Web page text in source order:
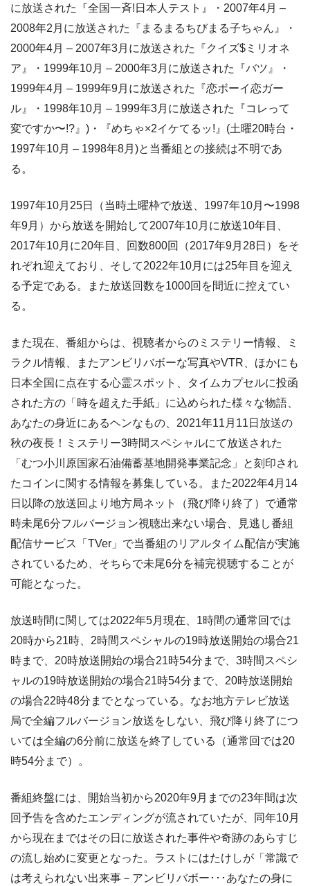
に放送された『全国一斉!日本人テスト』・2007年4月 –
2008年2月に放送された『まるまるちびまる子ちゃん』・
2000年4月 – 2007年3月に放送された『クイズ$ミリオネ
ア』・1999年10月 – 2000年3月に放送された『バツ』・
1999年4月 – 1999年9月に放送された『恋ボーイ恋ガー
ル』・1998年10月 – 1999年3月に放送された『コレって
変ですか〜!?』)・『めちゃ×2イケてるッ!』(土曜20時台・
1997年10月 – 1998年8月)と当番組との接続は不明であ
る。
1997年10月25日（当時土曜枠で放送、1997年10月〜1998
年9月）から放送を開始して2007年10月に放送10年目、
2017年10月に20年目、回数800回（2017年9月28日）をそ
れぞれ迎えており、そして2022年10月には25年目を迎え
る予定である。また放送回数を1000回を間近に控えてい
る。
また現在、番組からは、視聴者からのミステリー情報、ミ
ラクル情報、またアンビリバボーな写真やVTR、ほかにも
日本全国に点在する心霊スポット、タイムカプセルに投函
された方の「時を超えた手紙」に込められた様々な物語、
あなたの身近にあるヘンなもの、2021年11月11日放送の
秋の夜長！ミステリー3時間スペシャルにて放送された
「むつ小川原国家石油備蓄基地開発事業記念」と刻印され
たコインに関する情報を募集している。また2022年4月14
日以降の放送回より地方局ネット（飛び降り終了）で通常
時未尾6分フルバージョン視聴出来ない場合、見逃し番組
配信サービス「TVer」で当番組のリアルタイム配信が実施
されているため、そちらで未尾6分を補完視聴することが
可能となった。
放送時間に関しては2022年5月現在、1時間の通常回では
20時から21時、2時間スペシャルの19時放送開始の場合21
時まで、20時放送開始の場合21時54分まで、3時間スペシ
ャルの19時放送開始の場合21時54分まで、20時放送開始
の場合22時48分までとなっている。なお地方テレビ放送
局で全編フルバージョン放送をしない、飛び降り終了につ
いては全編の6分前に放送を終了している（通常回では20
時54分まで）。
番組終盤には、開始当初から2020年9月までの23年間は次
回予告を含めたエンディングが流されていたが、同年10月
から現在まではその日に放送された事件や奇跡のあらすじ
の流し始めに変更となった。ラストにはたけしが「常識で
は考えられない出来事－アンビリバボー･･･あなたの身に